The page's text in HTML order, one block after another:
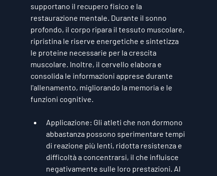
supportano il recupero fisico e la
restaurazione mentale. Durante il sonno
profondo, il corpo ripara il tessuto muscolare,
ripristina le riserve energetiche e sintetizza
le proteine necessarie per la crescita
muscolare. Inoltre, il cervello elabora e
consolida le informazioni apprese durante
l'allenamento, migliorando la memoria e le
funzioni cognitive.
Applicazione: Gli atleti che non dormono
abbastanza possono sperimentare tempi
di reazione più lenti, ridotta resistenza e
difficoltà a concentrarsi, il che influisce
negativamente sulle loro prestazioni. Al